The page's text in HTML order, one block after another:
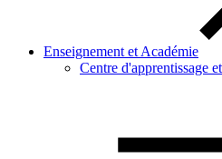
Enseignement et Académie
Centre d'apprentissage